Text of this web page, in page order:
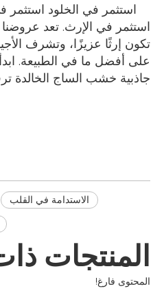
استثمر في الخلود استثمر
استثمر في الإرث. تعد
تكون إرثًا عزيزًا، وتشرف
على أفضل ما في الطبيعة.
جاذبية خشب الساج الخالدة
الاستدامة في القلب
المنتجات
المحتوى فارغ!